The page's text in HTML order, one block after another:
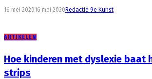
16 mei 202016 mei 2020 Redactie 9e Kunst
ARTIKELEN
Hoe kinderen met dyslexie baat
strips